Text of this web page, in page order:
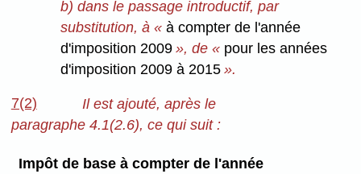
b) dans le passage introductif, par
substitution, à «à compter de l'année
d'imposition 2009 », de « pour les années
d'imposition 2009 à 2015 ».
7(2)
Il est ajouté, après le
paragraphe 4.1(2.6), ce qui suit :
Impôt de base à compter de l'année